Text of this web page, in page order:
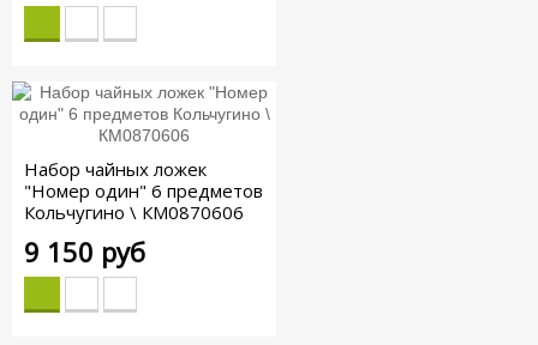
Набор чайных ложек
"Номер один" 6 предметов
Кольчугино \ КМ0870606
9 150 руб